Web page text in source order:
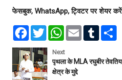
फेसबुक, WhatsApp, ट्विटर पर शेयर करें
F
e
b
o
o
T
w
t
t
e
r
W
t
s
A
p
E
T
l
e
Next
पृथला के MLA रघुबीर
क्षेत्र के मुद्दे